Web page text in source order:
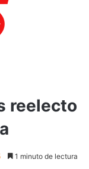
reelecto
1 minuto de lectura